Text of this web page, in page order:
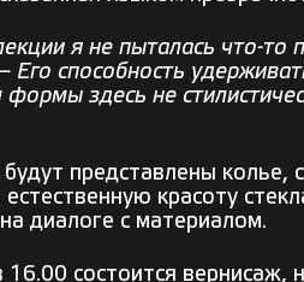
я не пыталась что-то
Его способность
здесь не
представлены колье,
естественную красоту
диалоге с материалом.
16.00 состоится